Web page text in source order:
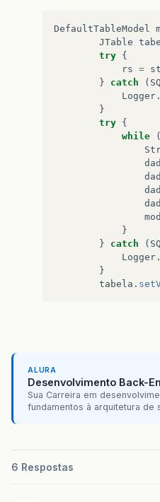
DefaultTableModel
JTable
try {
rs =
}
catch (
Logger .
}
try {
while
(
}
}
catch (
Logger .
}
tabela .
ALURA
Desenvolvimento Back-
Sua Carreira em
fundamentos à arquitetura de
6 Respostas